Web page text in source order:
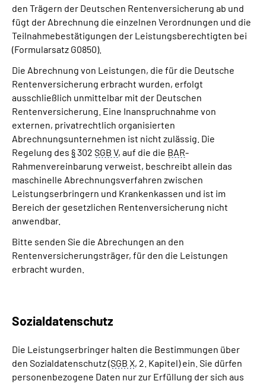
den Trägern der Deutschen Rentenversicherung ab und
fügt der Abrechnung die einzelnen Verordnungen und die
Teilnahmebestätigungen der Leistungsberechtigten bei
(Formularsatz G0850).
Die Abrechnung von Leistungen, die für die Deutsche
Rentenversicherung erbracht wurden, erfolgt
ausschließlich unmittelbar mit der Deutschen
Rentenversicherung. Eine Inanspruchnahme von
externen, privatrechtlich organisierten
Abrechnungsunternehmen ist nicht zulässig. Die
Regelung des §302 SGB V, auf die die BAR-
Rahmenvereinbarung verweist, beschreibt allein das
maschinelle Abrechnungsverfahren zwischen
Leistungserbringern und Krankenkassen und ist im
Bereich der gesetzlichen Rentenversicherung nicht
anwendbar.
Bitte senden Sie die Abrechungen an den
Rentenversicherungsträger, für den die Leistungen
erbracht wurden.
Sozialdatenschutz
Die Leistungserbringer halten die Bestimmungen über
den Sozialdatenschutz (SGB X, 2. Kapitel) ein. Sie dürfen
personenbezogene Daten nur zur Erfüllung der sich aus